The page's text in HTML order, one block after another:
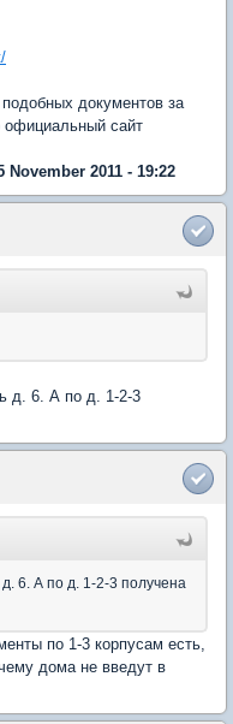
документов за
официальный сайт
2011 - 19:22
д. 6. А по д. 1-2-3
6. А по д. 1-2-3 получена
по 1-3 корпусам есть,
дома не введут в